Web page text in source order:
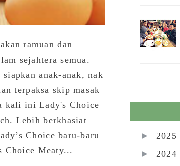
ramuan dan
sejahtera semua.
anak-anak, nak
terpaksa skip masak
kali ini Lady's Choice
Lebih berkhasiat
Choice baru-baru
Choice Meaty...
► 2025
► 2024